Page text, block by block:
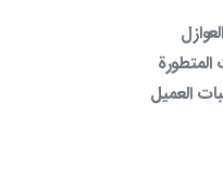
المتطورة
العميل